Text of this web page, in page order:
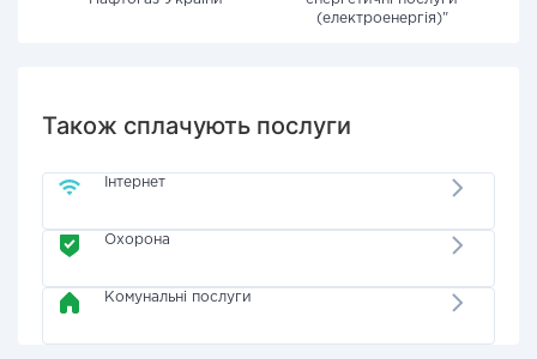
(електроенергія)"
Також сплачують послуги
Інтернет
Охорона
Комунальні послуги